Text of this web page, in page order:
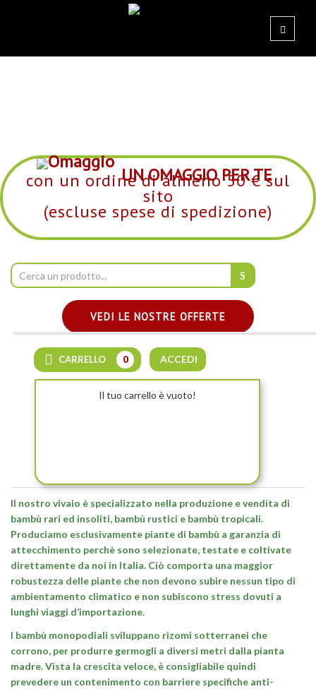
UN OMAGGIO PER TE
con un ordine di almeno 50 € sul
sito
(escluse spese di spedizione)
VEDI LE NOSTRE OFFERTE
CARRELLO 0
Il tuo carrello è vuoto!
ACCEDI
Il nostro vivaio è specializzato nella produzione e vendita di
bambù rari ed insoliti, bambù rustici e bambù tropicali.
Produciamo esclusivamente piante di bambù a garanzia di
attecchimento perchè sono selezionate, testate e coltivate
direttamente da noi in Italia. Ciò comporta una maggior
robustezza delle piante che non devono subire nessun tipo di
ambientamento climatico e non subiscono stress dovuti a
lunghi viaggi d’importazione.
I bambù monopodiali sviluppano rizomi sotterranei che
corrono, per produrre germogli a diversi metri dalla pianta
madre. Vista la crescita veloce, è consigliabile quindi
prevedere un contenimento con barriere specifiche anti-